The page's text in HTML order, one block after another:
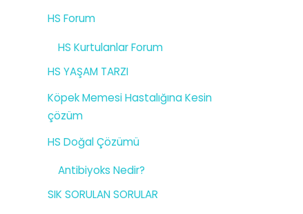
HS Forum
HS Kurtulanlar Forum
HS YAŞAM TARZI
Köpek Memesi Hastalığına Kesin
çözüm
HS Doğal Çözümü
Antibiyoks Nedir?
SIK SORULAN SORULAR